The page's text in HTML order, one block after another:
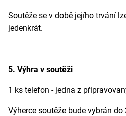
Soutěže se v době jejího trvání
jedenkrát.
5. Výhra v soutěži
1 ks telefon - jedna z
Výherce soutěže bude vybrán